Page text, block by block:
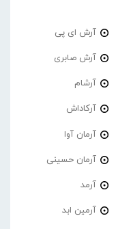
آرش ای پی
آرش صابری
آرشام
آرکاداش
آرمان آوا
آرمان حسینی
آرمد
آرمین ابد